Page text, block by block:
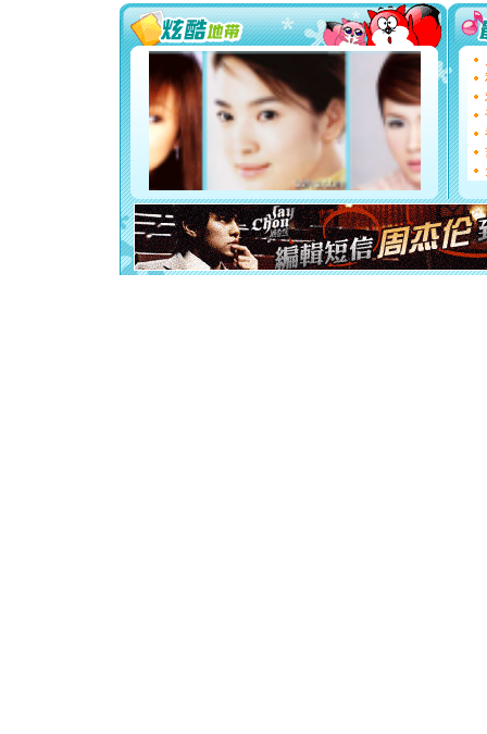
你太多，
要平安
[圣诞节]
能正大
都要快乐
[圣诞节]
如意,快
[元旦]
看
断电。
你是我
[元旦]如
起；二是
离。水晶
[元旦]当
泣，这痛